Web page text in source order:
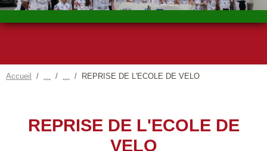
Accueil REPRISE DE L'ECOLE DE VELO
REPRISE DE L'ECOLE DE
VELO